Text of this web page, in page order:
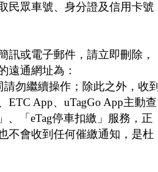
民眾車號、身分證及信用卡號
訊或電子郵件，請立即刪除，
遠通網址為：
請勿繼續操作；除此之外，收到
ETC App、uTagGo App主動查
、「eTag停車扣繳」服務，正
不會收到任何催繳通知，是杜